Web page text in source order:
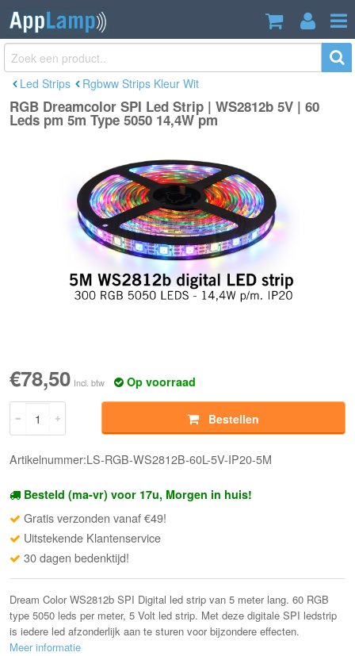
RGB Dreamcolor SPI Led Strip |
WS2812b 5V | 60 Leds pm 5m Type
5050 14,4W pm
€78,50
Led Strips Rgbww Strips Kleur Wit
RGB Dreamcolor SPI Led Strip | WS2812b 5V | 60
Leds pm 5m Type 5050 14,4W pm
€78,50 Incl. btw Op voorraad
Bestellen
Artikelnummer:LS-RGB-WS2812B-60L-5V-IP20-5M
Besteld (ma-vr) voor 17u, Morgen in huis!
Gratis verzonden vanaf €49!
Uitstekende Klantenservice
30 dagen bedenktijd!
Dream Color WS2812b SPI Digital led strip van 5 meter lang. 60 RGB
type 5050 leds per meter, 5 Volt led strip. Met deze digitale SPI ledstrip
is iedere led afzonderlijk aan te sturen voor bijzondere effecten.
Meer informatie